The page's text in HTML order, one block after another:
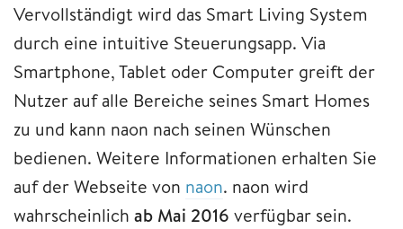
Vervollständigt wird das Smart Living System
durch eine intuitive Steuerungsapp. Via
Smartphone, Tablet oder Computer greift der
Nutzer auf alle Bereiche seines Smart Homes
zu und kann naon nach seinen Wünschen
bedienen. Weitere Informationen erhalten Sie
auf der Webseite von naon. naon wird
wahrscheinlich ab Mai 2016 verfügbar sein.